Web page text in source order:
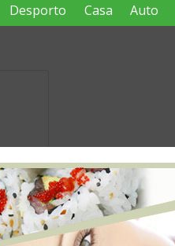
Desporto Casa Auto